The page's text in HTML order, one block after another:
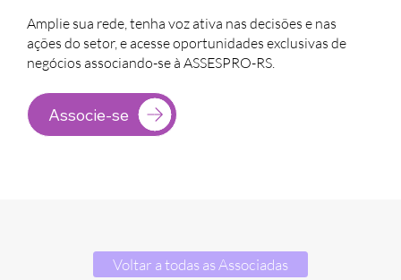
Voltar a todas as Associadas
Amplie sua rede, tenha voz ativa nas decisões e nas
ações do setor, e acesse oportunidades exclusivas de
negócios associando-se à ASSESPRO-RS.
Associe-se